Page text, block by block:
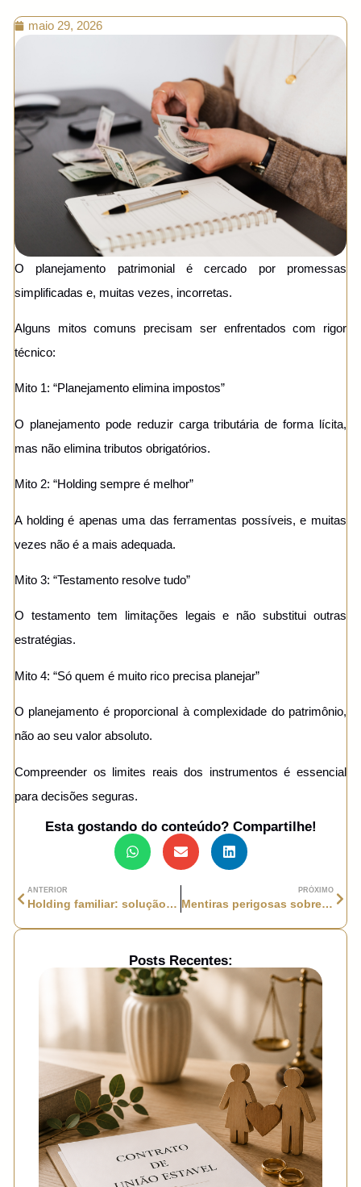
maio 29, 2026
O planejamento patrimonial é cercado por promessas
simplificadas e, muitas vezes, incorretas.
Alguns mitos comuns precisam ser enfrentados com rigor
técnico:
Mito 1: “Planejamento elimina impostos”
O planejamento pode reduzir carga tributária de forma lícita,
mas não elimina tributos obrigatórios.
Mito 2: “Holding sempre é melhor”
A holding é apenas uma das ferramentas possíveis, e muitas
vezes não é a mais adequada.
Mito 3: “Testamento resolve tudo”
O testamento tem limitações legais e não substitui outras
estratégias.
Mito 4: “Só quem é muito rico precisa planejar”
O planejamento é proporcional à complexidade do patrimônio,
não ao seu valor absoluto.
Compreender os limites reais dos instrumentos é essencial
para decisões seguras.
Esta gostando do conteúdo? Compartilhe!
ANTERIOR
Holding familiar: solução sofisticada ou estrutura desnecessária?
PRÓXIMO
Mentiras perigosas sobre sucessão que podem custar caro à sua família
Posts Recentes: